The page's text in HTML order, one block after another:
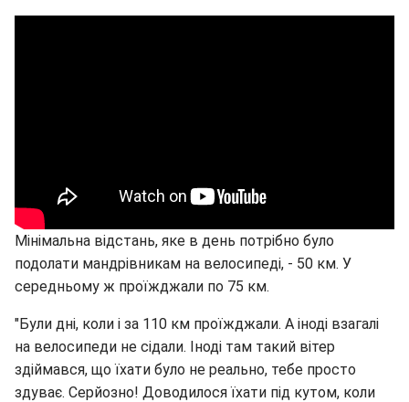
Мінімальна відстань, яке в день потрібно було
подолати мандрівникам на велосипеді, - 50 км. У
середньому ж проїжджали по 75 км.
"Були дні, коли і за 110 км проїжджали. А іноді взагалі
на велосипеди не сідали. Іноді там такий вітер
здіймався, що їхати було не реально, тебе просто
здуває. Серйозно! Доводилося їхати під кутом, коли